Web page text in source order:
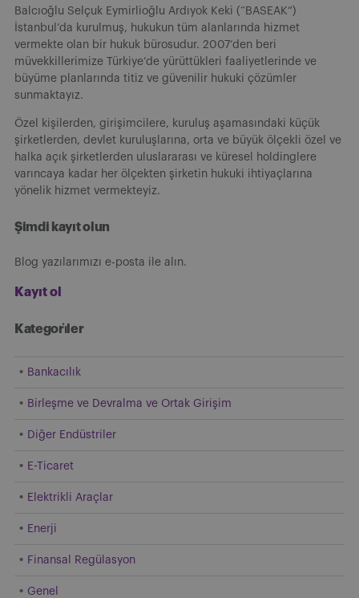
Balcıoğlu Selçuk Eymirlioğlu Ardıyok Keki (“BASEAK”)
İstanbul’da kurulmuş, hukukun tüm alanlarında hizmet
vermekte olan bir hukuk bürosudur. 2007’den beri
müvekkillerimize Türkiye’de yürüttükleri faaliyetlerinde ve
büyüme planlarında titiz ve güvenilir hukuki çözümler
sunmaktayız.
Özel kişilerden, girişimcilere, kuruluş aşamasındaki küçük
şirketlerden, devlet kuruluşlarına, orta ve büyük ölçekli özel ve
halka açık şirketlerden uluslararası ve küresel holdinglere
varıncaya kadar her ölçekten şirketin hukuki ihtiyaçlarına
yönelik hizmet vermekteyiz.
Şimdi kayıt olun
Blog yazılarımızı e-posta ile alın.
Kayıt ol
Kategori̇ler
Bankacılık
Birleşme ve Devralma ve Ortak Girişim
Diğer Endüstriler
E-Ticaret
Elektrikli Araçlar
Enerji
Finansal Regülasyon
Genel